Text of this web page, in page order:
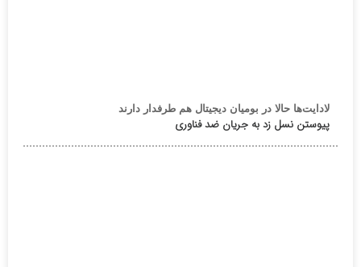
لادایت‌ها حالا در بومیان دیجیتال هم طرفدار دارند
پیوستن نسل زد به جریان ضد فناوری